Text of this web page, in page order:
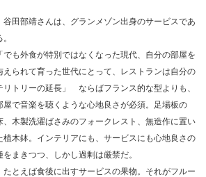
谷田部靖さんは、グランメゾン出身のサービスであ
「でも外食が特別ではなくなった現代、自分の部屋を
えられて育った世代にとって、レストランは自分の
リトリーの延長」 ならばフランス的な型よりも、
屋で音楽を聴くような心地良さが必須。足場板の
、木製洗濯ばさみのフォークレスト、無造作に置い
植木鉢。インテリアにも、サービスにも心地良さの
をまきつつ、しかし過剰は厳禁だ。
たとえば食後に出すサービスの果物。それがフルー